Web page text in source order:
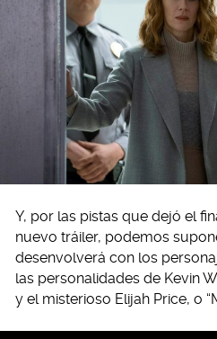
Y, por las pistas que dejó el
nuevo tráiler, podemos
desenvolverá con los
las personalidades de Kevin
y el misterioso Elijah Price, o